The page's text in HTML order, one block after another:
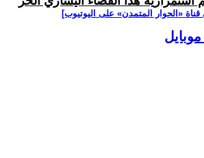
‫«الحوار المتمدن» على اليوتيوب]